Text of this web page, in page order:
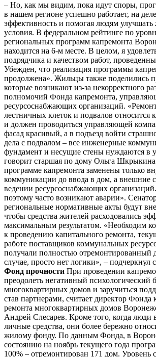
– Но, как мы видим, пока идут споры,
в нашем регионе успешно работает, на
эффективность и помогая людям
условия. В федеральном рейтинге по
региональных программ капремонта
находится на 6-м месте. В целом, я
подрядчика и качеством работ,
Убежден, что реализация программы
продолжена». Жильцы также поделились
которые возникают из-за некорректного
полномочий Фонда капремонта,
ресурсоснабжающих организаций.
лестничных клеток и подвалов относится
и должен проводиться управляющей
фасад красивый, а в подъезд войти
дела с подвалом – все инженерные
фундамент и несущие стены нуждаются в
говорит старшая по дому Ольга
программе капремонта заменены только
коммуникации до ввода в дом, а внешние
ведении ресурсоснабжающих
поэтому часто возникают аварии».
региональные нормативные акты будут
чтобы средства жителей расходовались
максимальным результатом. «Необходим
к проведению капитального ремонта,
работе поставщиков коммунальных
получали полностью отремонтированный
случае, просто нет логики», – подчеркнул
Фонд прочности При проведении
преодолеть негативный психологический
многоквартирных домов и заручиться
став партнерами, считает директор Фонда
ремонта многоквартирных домов
Андрей Слесарев. Кроме того, когда люди
личные средства, они более бережно
жилому фонду. По данным Фонда, в
состоянию на ноябрь текущего года
100% – отремонтирован 171 дом. Уровень